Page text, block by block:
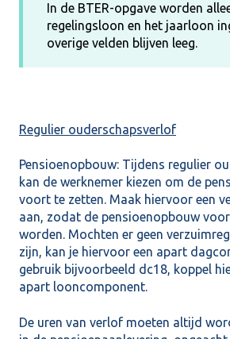
In de BTER-opgave worden
regelingsloon en het jaarloon
overige velden blijven leeg.
Regulier ouderschapsverlof
Pensioenopbouw: Tijdens regulier
kan de werknemer kiezen om de
voort te zetten. Maak hiervoor een
aan, zodat de pensioenopbouw
worden. Mochten er geen
zijn, kan je hiervoor een apart
gebruik bijvoorbeeld dc18, koppel
apart looncomponent.
De uren van verlof moeten altijd